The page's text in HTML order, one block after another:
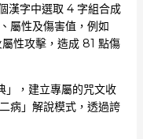
漢字中選取 4 字組合成
屬性及傷害值，例如
性攻擊，造成 81 點傷
」，建立專屬的咒文收
病」解說模式，透過誇